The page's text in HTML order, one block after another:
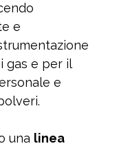
e
gas e per il
e
una linea